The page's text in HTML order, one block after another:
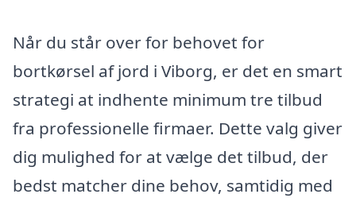
Når du står over for behovet for
bortkørsel af jord i Viborg, er det en smart
strategi at indhente minimum tre tilbud
fra professionelle firmaer. Dette valg giver
dig mulighed for at vælge det tilbud, der
bedst matcher dine behov, samtidig med